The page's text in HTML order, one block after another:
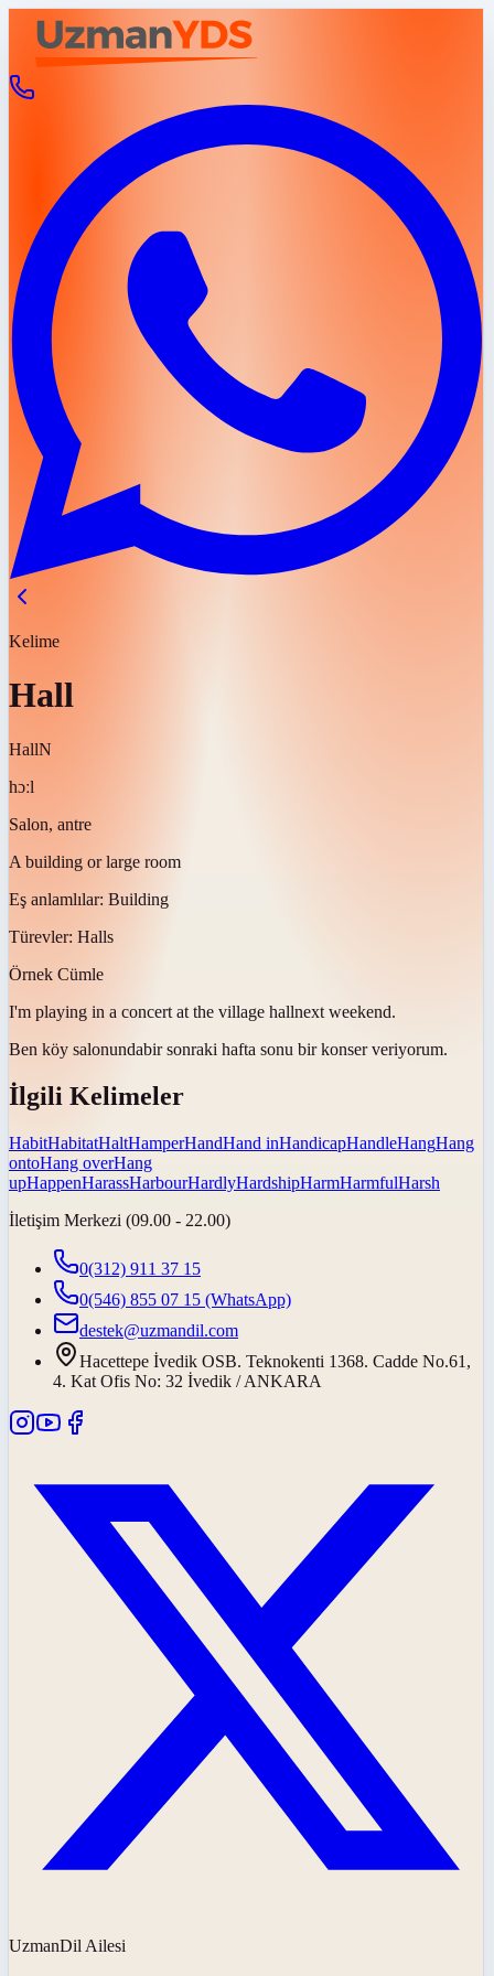
Kelime
Hall
HallN
hɔːl
Salon, antre
A building or large room
Eş anlamlılar: Building
Türevler: Halls
Örnek Cümle
I'm playing in a concert at the village hallnext weekend.
Ben köy salonundabir sonraki hafta sonu bir konser veriyorum.
İlgili Kelimeler
HabitHabitatHaltHamperHandHand inHandicapHandleHangHang
ontoHang overHang
upHappenHarassHarbourHardlyHardshipHarmHarmfulHarsh
İletişim Merkezi (09.00 - 22.00)
0(312) 911 37 15
0(546) 855 07 15 (WhatsApp)
destek@uzmandil.com
Hacettepe İvedik OSB. Teknokenti 1368. Cadde No.61,
4. Kat Ofis No: 32 İvedik / ANKARA
UzmanDil Ailesi